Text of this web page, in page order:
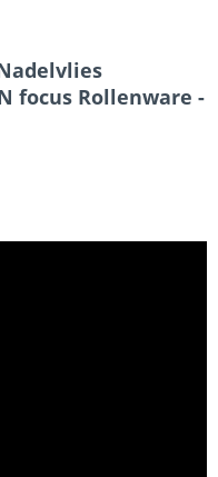
focus Rollenware -